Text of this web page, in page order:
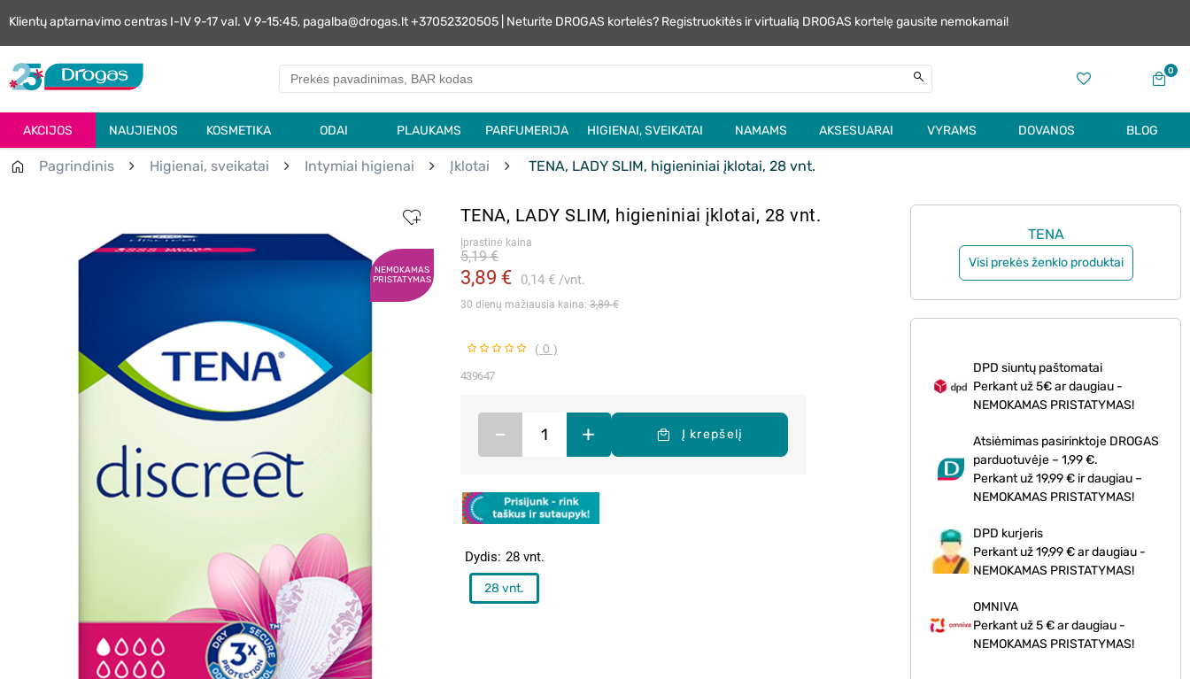
Klientų aptarnavimo centras I-IV 9-17 val. V 9-15:45, pagalba@drogas.lt +37052320505 | Neturite DROGAS kortelės? Registruokitės ir virtualią DROGAS kortelę gausite nemokamai!
0
AKCIJOS NAUJIENOS KOSMETIKA ODAI PLAUKAMS PARFUMERIJA HIGIENAI, SVEIKATAI NAMAMS AKSESUARAI VYRAMS DOVANOS BLOG
Pagrindinis Higienai, sveikatai Intymiai higienai Įklotai TENA, LADY SLIM, higieniniai įklotai, 28 vnt.
NEMOKAMAS
PRISTATYMAS
TENA, LADY SLIM, higieniniai įklotai, 28 vnt.
Įprastinė kaina
3,89 € 0,14 € vnt.
5,19 €
30 dienų mažiausia kaina: 3,89 €
( 0 )
439647
Dydis 28 vnt.
28 vnt.
– + Į krepšelį
TENA
Visi prekės ženklo produktai
DPD siuntų paštomatai
Perkant už 5€ ar daugiau -
NEMOKAMAS PRISTATYMAS!
Atsiėmimas pasirinktoje DROGAS
parduotuvėje – 1,99 €.
Perkant už 19,99 € ir daugiau –
NEMOKAMAS PRISTATYMAS!
DPD kurjeris
Perkant už 19,99 € ar daugiau -
NEMOKAMAS PRISTATYMAS!
OMNIVA
Perkant už 5 € ar daugiau -
NEMOKAMAS PRISTATYMAS!